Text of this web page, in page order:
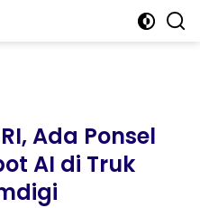
Ada Ponsel
AI di Truk